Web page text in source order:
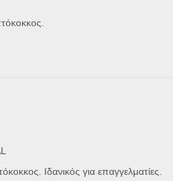
Ιδανικός για επαγγελματίες.